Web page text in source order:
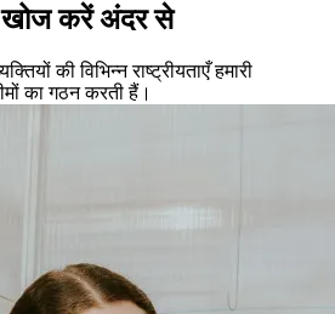
खोज करेंअंदर से
की विभिन्न राष्ट्रीयताएँ हमारी
का गठन करती हैं।